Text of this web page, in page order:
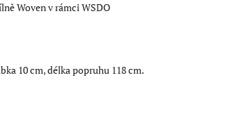
Woven v rámci WSDO
10 cm, délka popruhu 118 cm.